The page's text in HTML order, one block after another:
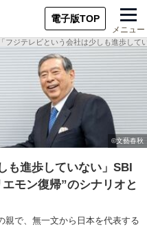
電子版TOP
メニュー
「フジテレビという会社は少しも進歩し
も進歩していない」SBI
モン復帰”のシナリオと
親で、無一文から日本を代表する